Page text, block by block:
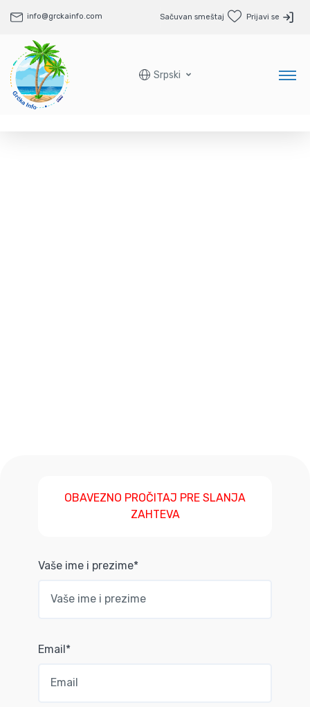
info@grckainfo.com Sačuvan smeštaj Prijavi se
Srpski
OBAVEZNO PROČITAJ PRE SLANJA
ZAHTEVA
Vaše ime i prezime*
Email*